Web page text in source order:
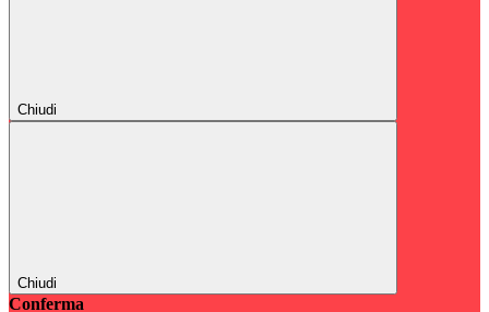
Chiudi
Chiudi
Conferma